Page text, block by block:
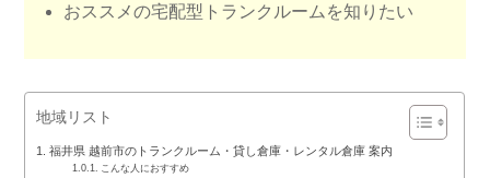
おススメの宅配型トランクルームを知りたい
地域リスト
福井県 越前市のトランクルーム・貸し倉庫・レンタル倉庫 案内
こんな人におすすめ